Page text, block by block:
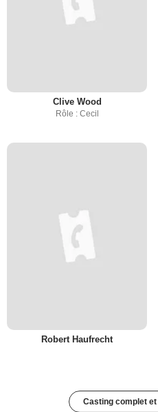
Clive Wood
Rôle : Cecil
Robert Haufrecht
Casting complet